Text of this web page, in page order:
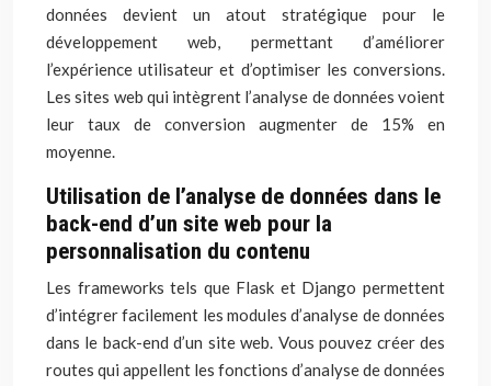
données devient un atout stratégique pour le
développement web, permettant d’améliorer
l’expérience utilisateur et d’optimiser les conversions.
Les sites web qui intègrent l’analyse de données voient
leur taux de conversion augmenter de 15% en
moyenne.
Utilisation de l’analyse de données dans le
back-end d’un site web pour la
personnalisation du contenu
Les frameworks tels que Flask et Django permettent
d’intégrer facilement les modules d’analyse de données
dans le back-end d’un site web. Vous pouvez créer des
routes qui appellent les fonctions d’analyse de données